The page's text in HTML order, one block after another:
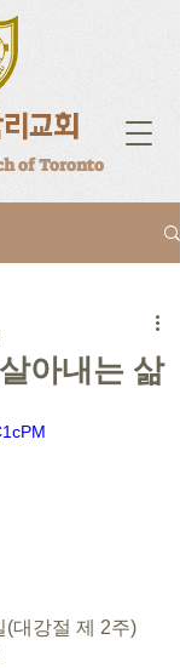
교회
of Toronto
아내는 삶
(대강절 제 2주)